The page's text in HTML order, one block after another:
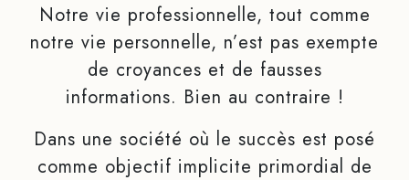
Notre vie professionnelle, tout comme
notre vie personnelle, n’est pas exempte
de croyances et de fausses
informations. Bien au contraire !
Dans une société où le succès est posé
comme objectif implicite primordial de